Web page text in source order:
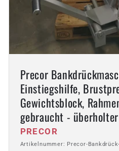
Precor
Einstiegshilfe,
Gewichtsblock,
gebraucht -
Anbieter:
PRECOR
Artikelnummer: Precor-